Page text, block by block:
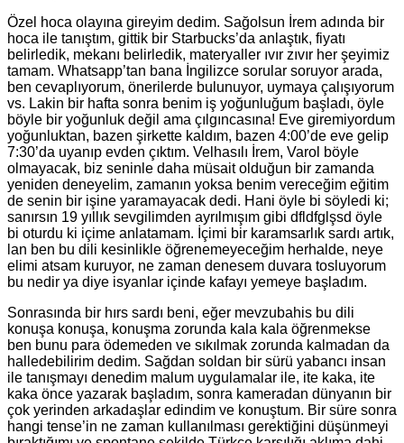
Özel hoca olayına gireyim dedim. Sağolsun İrem adında bir
hoca ile tanıştım, gittik bir Starbucks’da anlaştık, fiyatı
belirledik, mekanı belirledik, materyaller ıvır zıvır her şeyimiz
tamam. Whatsapp’tan bana İngilizce sorular soruyor arada,
ben cevaplıyorum, önerilerde bulunuyor, uymaya çalışıyorum
vs. Lakin bir hafta sonra benim iş yoğunluğum başladı, öyle
böyle bir yoğunluk değil ama çılgıncasına! Eve giremiyordum
yoğunluktan, bazen şirkette kaldım, bazen 4:00’de eve gelip
7:30’da uyanıp evden çıktım. Velhasılı İrem, Varol böyle
olmayacak, biz seninle daha müsait olduğun bir zamanda
yeniden deneyelim, zamanın yoksa benim vereceğim eğitim
de senin bir işine yaramayacak dedi. Hani öyle bi söyledi ki;
sanırsın 19 yıllık sevgilimden ayrılmışım gibi dfldfglşsd öyle
bi oturdu ki içime anlatamam. İçimi bir karamsarlık sardı artık,
lan ben bu dili kesinlikle öğrenemeyeceğim herhalde, neye
elimi atsam kuruyor, ne zaman denesem duvara tosluyorum
bu nedir ya diye isyanlar içinde kafayı yemeye başladım.
Sonrasında bir hırs sardı beni, eğer mevzubahis bu dili
konuşa konuşa, konuşma zorunda kala kala öğrenmekse
ben bunu para ödemeden ve sıkılmak zorunda kalmadan da
halledebilirim dedim. Sağdan soldan bir sürü yabancı insan
ile tanışmayı denedim malum uygulamalar ile, ite kaka, ite
kaka önce yazarak başladım, sonra kameradan dünyanın bir
çok yerinden arkadaşlar edindim ve konuştum. Bir süre sonra
hangi tense’in ne zaman kullanılması gerektiğini düşünmeyi